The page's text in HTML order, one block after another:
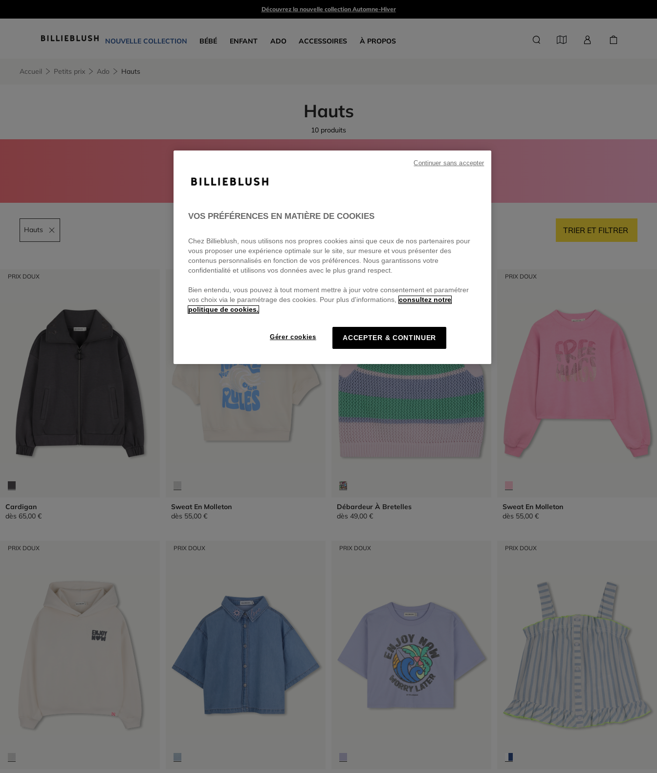
Découvrez la nouvelle collection Automne-Hiver
NOUVELLE COLLECTION BÉBÉ ENFANT ADO ACCESSOIRES À PROPOS
Accueil Petits prix Ado Hauts
Hauts
10 produits
FILLE
Hauts
Remove filter Hauts TRIER ET FILTRER
PRIX DOUX
Cardigan
dès 65,00 €
Sweat En Molleton
dès 55,00 €
PRIX DOUX
Débardeur À Bretelles
dès 49,00 €
PRIX DOUX
Sweat En Molleton
dès 55,00 €
PRIX DOUX PRIX DOUX PRIX DOUX PRIX DOUX
VOS PRÉFÉRENCES EN MATIÈRE DE COOKIES
Chez Billieblush, nous utilisons nos propres cookies ainsi que ceux de nos partenaires pour
vous proposer une expérience optimale sur le site, sur mesure et vous présenter des
contenus personnalisés en fonction de vos préférences. Nous garantissons votre
confidentialité et utilisons vos données avec le plus grand respect.
Bien entendu, vous pouvez à tout moment mettre à jour votre consentement et paramétrer
vos choix via le paramétrage des cookies. Pour plus d'informations, consultez notre
politique de cookies.
Gérer cookies ACCEPTER & CONTINUER
Continuer sans accepter